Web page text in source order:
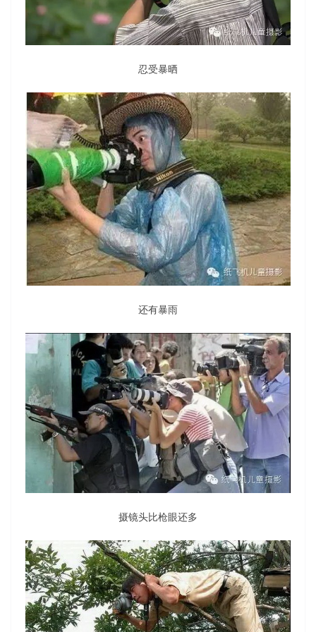
忍受暴晒
还有暴雨
摄镜头比枪眼还多